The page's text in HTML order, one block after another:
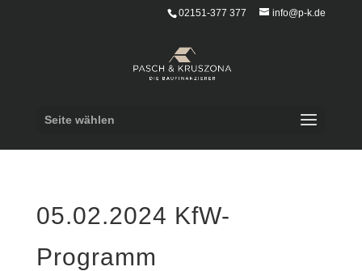
02151-377 377 info@p-k.de
Seite wählen
05.02.2024 KfW-
Programm